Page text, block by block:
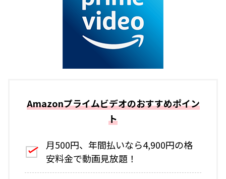
Amazonプライムビデオのおすすめポイン
ト
月500円、年間払いなら4,900円の格
安料金で動画見放題！